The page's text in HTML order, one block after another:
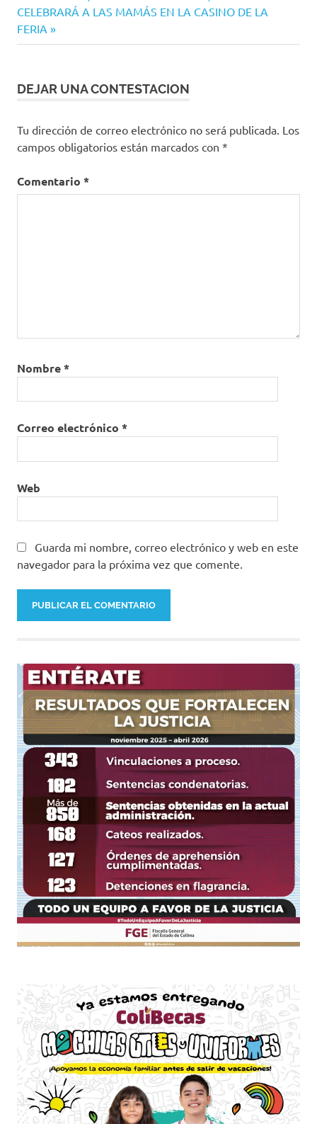
entrada:
CELEBRARÁ A LAS MAMÁS EN LA CASINO DE LA
FERIA
DEJAR UNA CONTESTACION
Tu dirección de correo electrónico no será publicada. Los
campos obligatorios están marcados con *
Comentario *
Nombre*
Correo electrónico *
Web
Guarda mi nombre, correo electrónico y web en este
navegador para la próxima vez que comente.